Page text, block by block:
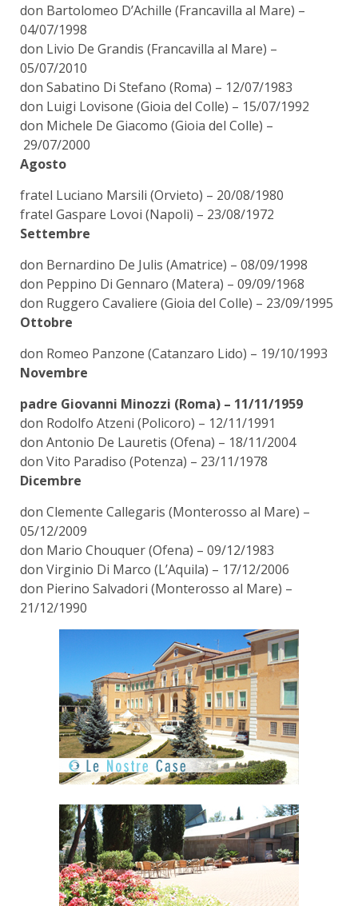
don Bartolomeo D’Achille (Francavilla al Mare) –
04/07/1998
don Livio De Grandis (Francavilla al Mare) –
05/07/2010
don Sabatino Di Stefano (Roma) – 12/07/1983
don Luigi Lovisone (Gioia del Colle) – 15/07/1992
don Michele De Giacomo (Gioia del Colle) –
29/07/2000
Agosto
fratel Luciano Marsili (Orvieto) – 20/08/1980
fratel Gaspare Lovoi (Napoli) – 23/08/1972
Settembre
don Bernardino De Julis (Amatrice) – 08/09/1998
don Peppino Di Gennaro (Matera) – 09/09/1968
don Ruggero Cavaliere (Gioia del Colle) – 23/09/1995
Ottobre
don Romeo Panzone (Catanzaro Lido) – 19/10/1993
Novembre
padre Giovanni Minozzi (Roma) – 11/11/1959
don Rodolfo Atzeni (Policoro) – 12/11/1991
don Antonio De Lauretis (Ofena) – 18/11/2004
don Vito Paradiso (Potenza) – 23/11/1978
Dicembre
don Clemente Callegaris (Monterosso al Mare) –
05/12/2009
don Mario Chouquer (Ofena) – 09/12/1983
don Virginio Di Marco (L’Aquila) – 17/12/2006
don Pierino Salvadori (Monterosso al Mare) –
21/12/1990